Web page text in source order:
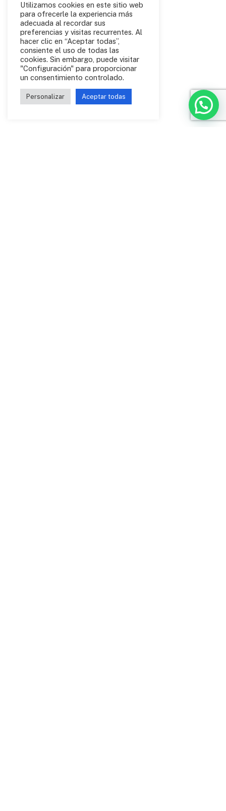
Utilizamos cookies en este sitio web
para ofrecerle la experiencia más
adecuada al recordar sus
preferencias y visitas recurrentes. Al
hacer clic en “Aceptar todas”,
consiente el uso de todas las
cookies. Sin embargo, puede visitar
"Configuración" para proporcionar
un consentimiento controlado.
Personalizar Aceptar todas